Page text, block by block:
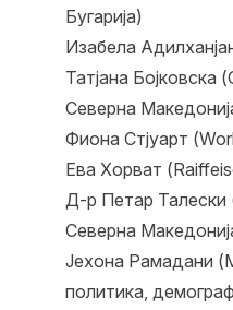
Бугарија)
Изабела
Татјана
Северна
Фиона Стјуарт
Ева Хорват
Д-р Петар Талески
Северна
Јехона Рамадани
политика,